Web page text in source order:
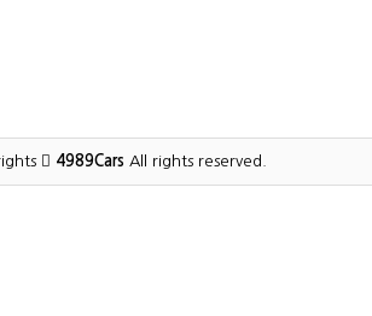
4989Cars All rights reserved.